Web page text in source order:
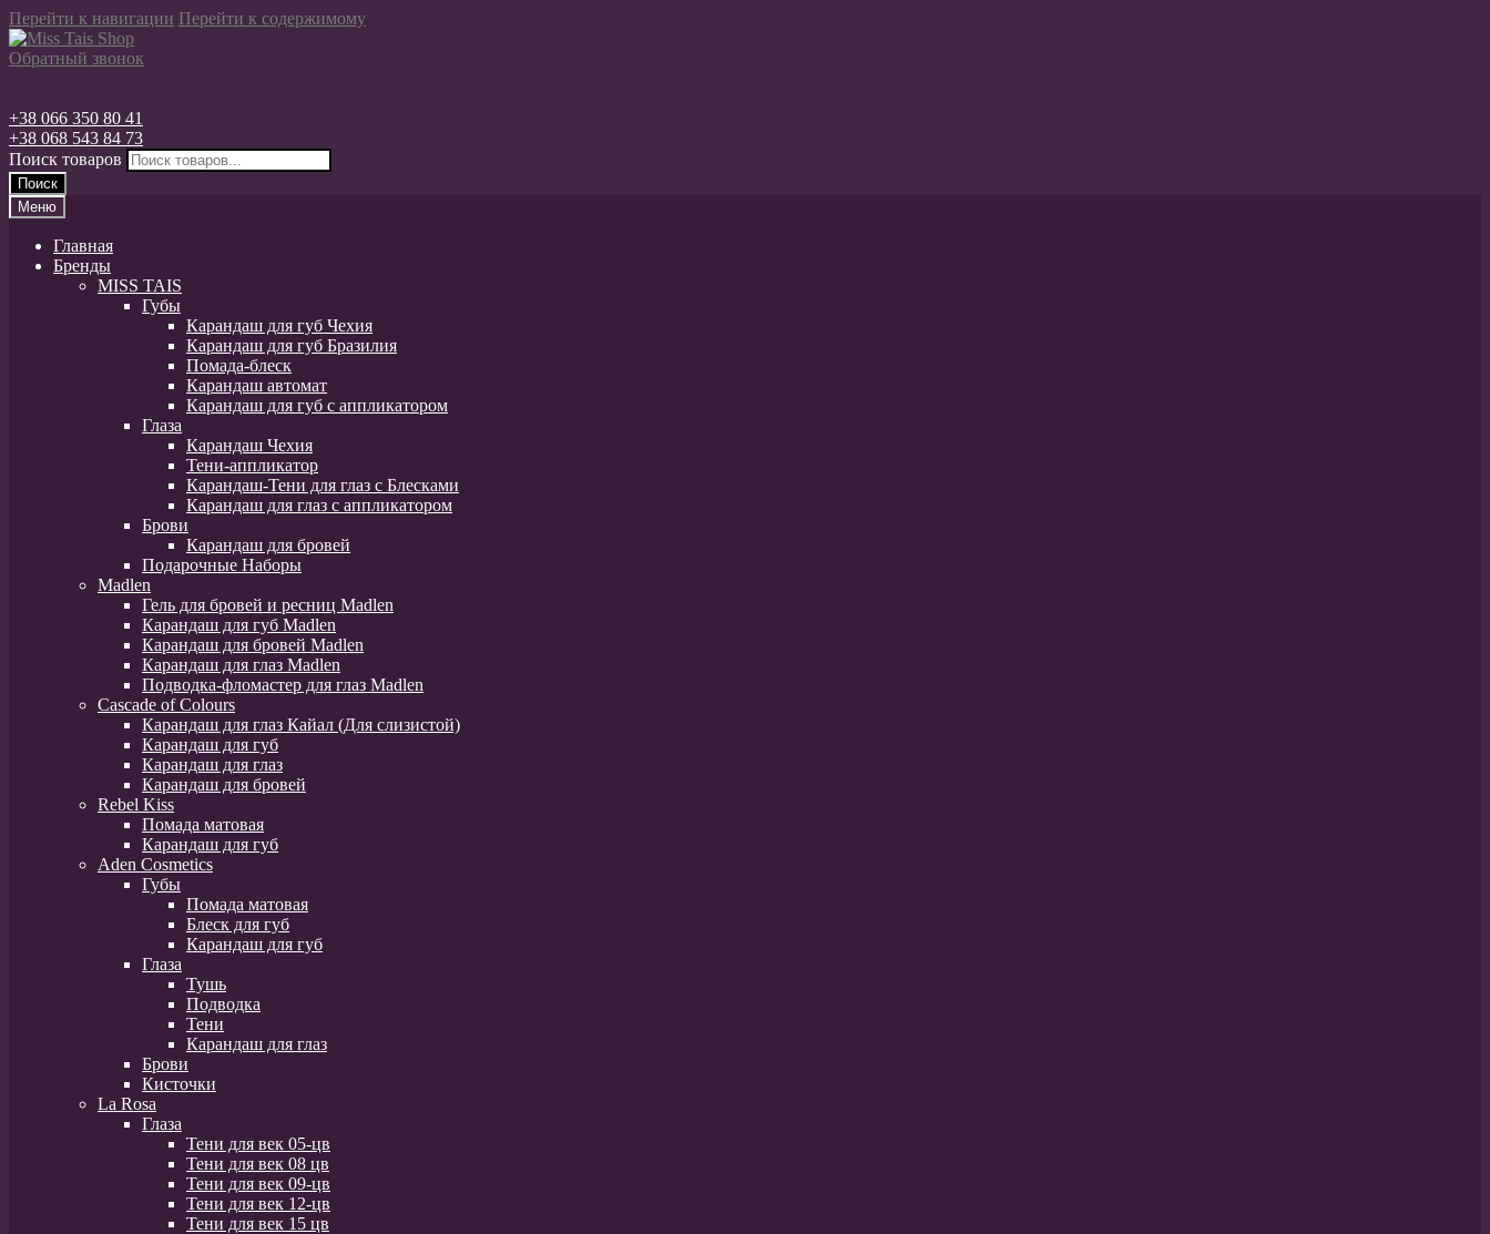
Перейти к навигации Перейти к содержимому
Обратный звонок
+38 066 350 80 41
+38 068 543 84 73
Поиск товаров
Поиск
Меню
Главная
Бренды
MISS TAIS
Губы
Карандаш для губ Чехия
Карандаш для губ Бразилия
Помада-блеск
Карандаш автомат
Карандаш для губ с аппликатором
Глаза
Карандаш Чехия
Тени-аппликатор
Карандаш-Тени для глаз с Блесками
Карандаш для глаз с аппликатором
Брови
Карандаш для бровей
Подарочные Наборы
Madlen
Гель для бровей и ресниц Madlen
Карандаш для губ Madlen
Карандаш для бровей Madlen
Карандаш для глаз Madlen
Подводка-фломастер для глаз Madlen
Cascade of Colours
Карандаш для глаз Кайал (Для слизистой)
Карандаш для губ
Карандаш для глаз
Карандаш для бровей
Rebel Kiss
Помада матовая
Карандаш для губ
Aden Cosmetics
Губы
Помада матовая
Блеск для губ
Карандаш для губ
Глаза
Тушь
Подводка
Тени
Карандаш для глаз
Брови
Кисточки
La Rosa
Глаза
Тени для век 05-цв
Тени для век 08 цв
Тени для век 09-цв
Тени для век 12-цв
Тени для век 15 цв